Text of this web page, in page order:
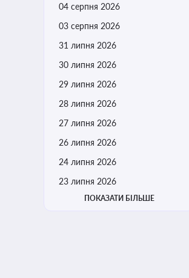
04 серпня 2026
03 серпня 2026
31 липня 2026
30 липня 2026
29 липня 2026
28 липня 2026
27 липня 2026
26 липня 2026
24 липня 2026
23 липня 2026
ПОКАЗАТИ БІЛЬШЕ